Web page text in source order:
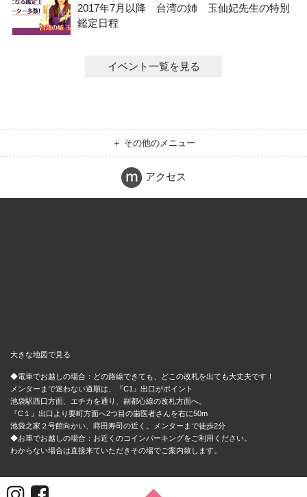
2017年7月以降 台湾の姉 玉仙妃先生の特別
鑑定日程
イベント一覧を見る
＋ その他のメニュー
アクセス
大きな地図で見る
◆電車でお越しの場合：どの路線できても、どこの改札を出ても大丈夫です！
メンターまで迷わない道順は、『C1』出口がポイント
池袋駅西口方面、エチカを通り、副都心線の改札方面へ。
『C１』出口より要町方面へ2つ目の歯医者さんを右に50m
池袋之家２号館向かい、蒔田寿司の近く。メンターまで徒歩2分
◆お車でお越しの場合：お近くのコインパーキングをご利用ください。
わからない場合は直接来ていただきその場でご案内致します。